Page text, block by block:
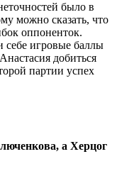
было в
можно сказать, что
оппоненток.
себе игровые баллы
добиться
партии успех
а Херцог